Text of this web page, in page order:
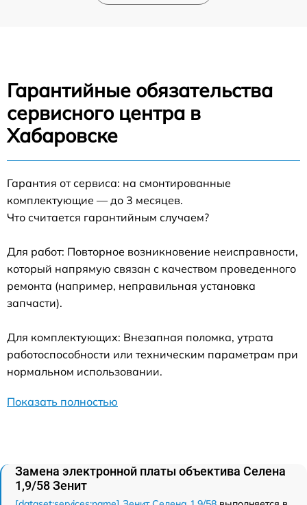
Гарантийные обязательства
сервисного центра в
Хабаровске
Гарантия от сервиса: на смонтированные
комплектующие — до 3 месяцев.
Что считается гарантийным случаем?
Для работ: Повторное возникновение неисправности,
который напрямую связан с качеством проведенного
ремонта (например, неправильная установка
запчасти).
Для комплектующих: Внезапная поломка, утрата
работоспособности или техническим параметрам при
нормальном использовании.
Показать полностью
Замена электронной платы объектива Селена
1,9/58 Зенит